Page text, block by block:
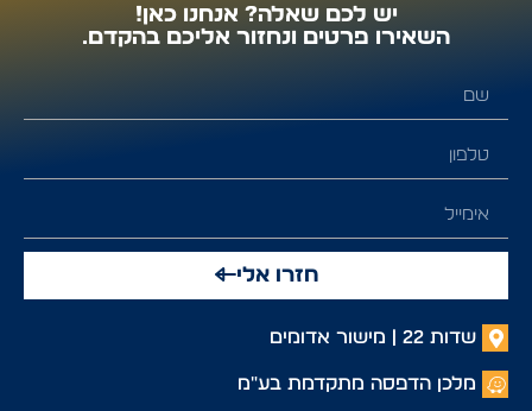
יש לכם שאלה? אנחנו כאן!
השאירו פרטים ונחזור אליכם בהקדם.
חזרו אלי
שדות 22 | מישור אדומים
מלכן הדפסה מתקדמת בע"מ